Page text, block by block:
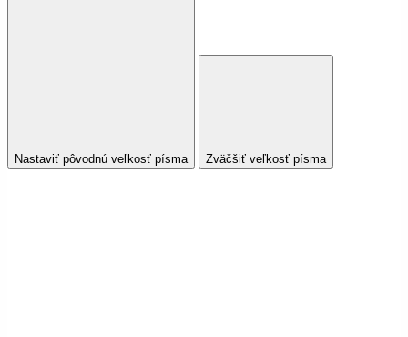
Nastaviť pôvodnú veľkosť písma Zväčšiť veľkosť písma